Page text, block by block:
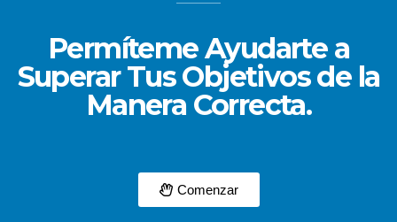
Permíteme Ayudarte a
Superar Tus Objetivos de la
Manera Correcta.
Comenzar